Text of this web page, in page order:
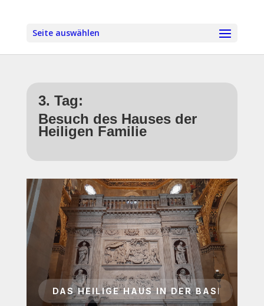
Seite auswählen
3. Tag:
Besuch des Hauses der
Heiligen Familie